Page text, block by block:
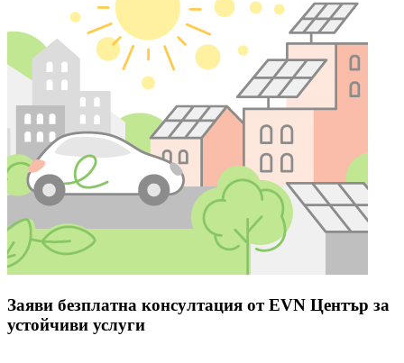
Заяви безплатна консултация от EVN Център за
устойчиви услуги